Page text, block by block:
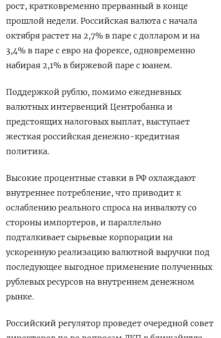
рост, кратковременно прерванный в конце
прошлой недели. Российская валюта с начала
октября растет на 2,7% в паре с долларом и на
3,4% в паре с евро на форексе, одновременно
набирая 2,1% в биржевой паре с юанем.
Поддержкой рублю, помимо ежедневных
валютных интервенций Центробанка и
предстоящих налоговых выплат, выступает
жесткая российская денежно-кредитная
политика.
Высокие процентные ставки в РФ охлаждают
внутреннее потребление, что приводит к
ослаблению реального спроса на инвалюту со
стороны импортеров, и параллельно
подталкивает сырьевые корпорации на
ускоренную реализацию валютной выручки под
последующее выгодное применение полученных
рублевых ресурсов на внутреннем денежном
рынке.
Российский регулятор проведет очередной совет